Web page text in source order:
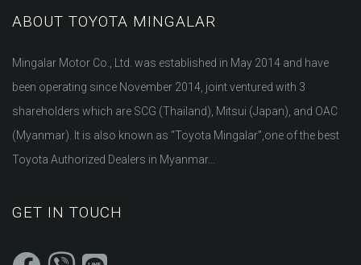
ABOUT TOYOTA MINGALAR
Mingalar Motor Co., Ltd. was established in May 2014 and have
been operating since November 2014, joint ventured with 3
shareholders which are SCG (Thailand), Mitsui (Japan), and OAC
(Myanmar). It is also known as “Toyota Mingalar”,one of the best
Toyota Authorized Dealers in Myanmar...
GET IN TOUCH